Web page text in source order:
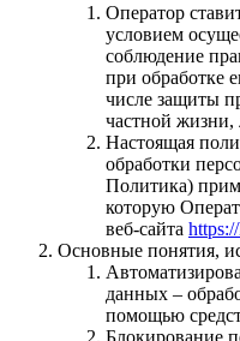
Оператор
условием
соблюдение
при обработке
числе защиты
частной
Настоящая
обработки
Политика)
которую
веб-сайта
Основные понятия,
данных –
помощью
Блокирование